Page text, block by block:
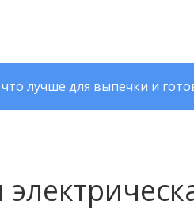
лучше для выпечки и